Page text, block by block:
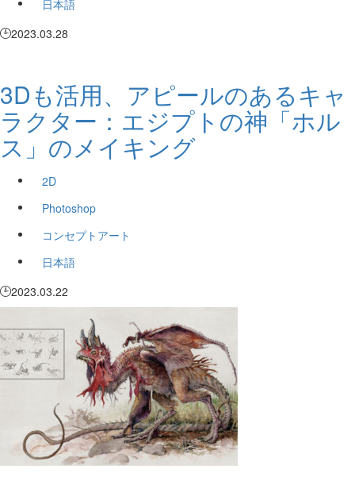
日本語
2023.03.28
3Dも活用、アピールのあるキャ
ラクター：エジプトの神「ホル
ス」のメイキング
2D
Photoshop
コンセプトアート
日本語
2023.03.22